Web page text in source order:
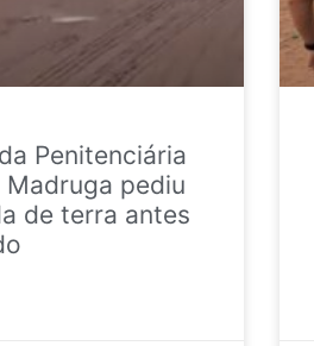
Penitenciária
pediu
de terra antes